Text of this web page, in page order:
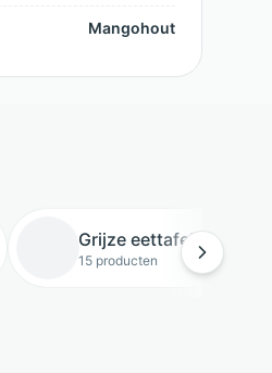
Mangohout
Grijze eettafels
15 producten